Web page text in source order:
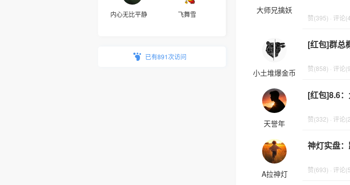
内心无比平静 飞舞雪
已有891次访问
大师兄擒妖
赞(395) · 评论
小土堆爆金币
[红包]群总
赞(858) · 评论
天誉年
[红包]8.6
赞(332) · 评论
A拉神灯
神灯实盘
赞(693) · 评论